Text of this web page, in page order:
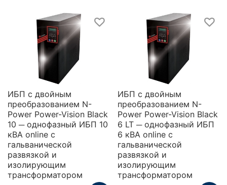
ИБП с двойным
преобразованием N-
Power Power-Vision Black
10 ─ однофазный ИБП 10
кВА online с
гальванической
развязкой и
изолирующим
трансформатором
ИБП с двойным
преобразованием N-
Power Power-Vision Black
6 LT ─ однофазный ИБП
6 кВА online с
гальванической
развязкой и
изолирующим
трансформатором